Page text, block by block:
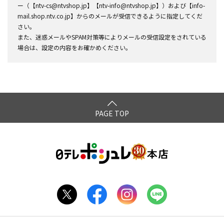
ー（【ntv-cs@ntvshop.jp】【ntv-info@ntvshop.jp】）および【info-
mail.shop.ntv.co.jp】からのメールが受信できるように指定してくだ
さい。
また、迷惑メールやSPAM対策等によりメールの受信設定をされている
場合は、設定の内容をお確かめください。
PAGE TOP